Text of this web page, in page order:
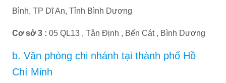
Bình, TP Dĩ An, Tỉnh Bình Dương
Cơ sở 3 : 05 QL13 , Tân Định , Bến Cát , Bình Dương
b. Văn phòng chi nhánh tại thành phố Hồ
Chí Minh